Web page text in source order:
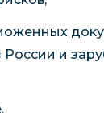
России и